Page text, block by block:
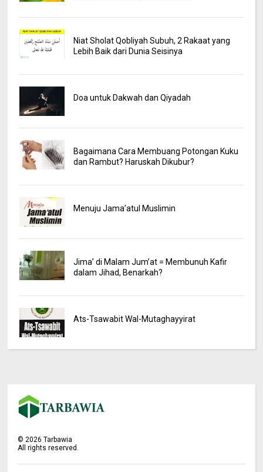
Niat Sholat Qobliyah Subuh, 2 Rakaat yang
Lebih Baik dari Dunia Seisinya
Doa untuk Dakwah dan Qiyadah
Bagaimana Cara Membuang Potongan Kuku
dan Rambut? Haruskah Dikubur?
Menuju Jama’atul Muslimin
Jima’ di Malam Jum’at = Membunuh Kafir
dalam Jihad, Benarkah?
Ats-Tsawabit Wal-Mutaghayyirat
© 2026 Tarbawia
All rights reserved.